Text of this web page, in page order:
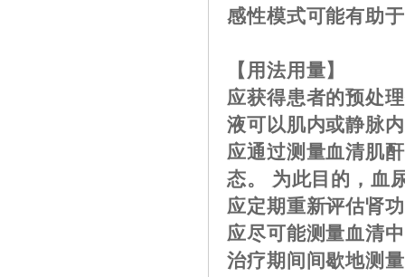
感性模式可能有助
【用法用量】
应获得患者的预处
液可以肌内或静脉
应通过测量血清肌
态。 为此目的，血
应定期重新评估肾
应尽可能测量血清
治疗期间间歇地测